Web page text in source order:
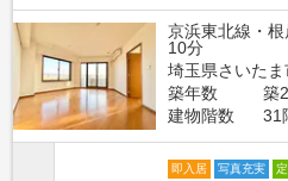
京浜東北線・
10分
埼玉県さいた
築年数
築
建物階数
31
即入居 写真充実